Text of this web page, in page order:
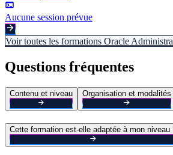
Aucune session prévue
Voir toutes les formations Oracle
Questions fréquentes
Contenu et niveau Organisation et modalités
Cette formation est-elle adaptée à mon niveau